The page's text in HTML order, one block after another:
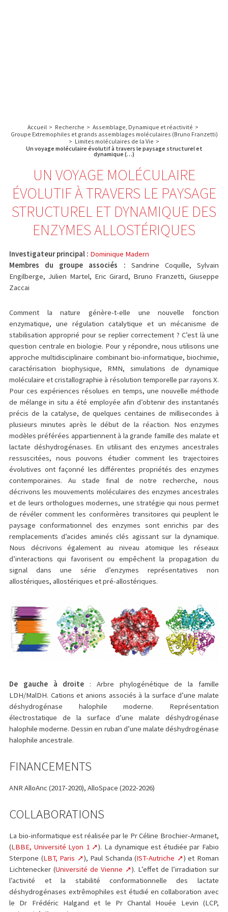
/
FRANCE
Accueil > Recherche > Assemblage, Dynamique et réactivité >
Groupe Extremophiles et grands assemblages moléculaires (Bruno Franzetti)
> Limites moléculaires de la Vie >
Un voyage moléculaire évolutif à travers le paysage structurel et
dynamique (…)
UN VOYAGE MOLÉCULAIRE
ÉVOLUTIF À TRAVERS LE PAYSAGE
STRUCTUREL ET DYNAMIQUE DES
ENZYMES ALLOSTÉRIQUES
Investigateur principal : Dominique Madern
Membres du groupe associés : Sandrine Coquille, Sylvain
Engilberge, Julien Martel, Eric Girard, Bruno Franzetti, Giuseppe
Zaccai
Comment la nature génère-t-elle une nouvelle fonction
enzymatique, une régulation catalytique et un mécanisme de
stabilisation approprié pour se replier correctement ? C’est là une
question centrale en biologie. Pour y répondre, nous utilisons une
approche multidisciplinaire combinant bio-informatique, biochimie,
caractérisation biophysique, RMN, simulations de dynamique
moléculaire et cristallographie à résolution temporelle par rayons X.
Pour ces expériences résolues en temps, une nouvelle méthode
de mélange in situ a été employée afin d’obtenir des instantanés
précis de la catalyse, de quelques centaines de millisecondes à
plusieurs minutes après le début de la réaction. Nos enzymes
modèles préférées appartiennent à la grande famille des malate et
lactate déshydrogénases. En utilisant des enzymes ancestrales
ressuscitées, nous pouvons étudier comment les trajectoires
évolutives ont façonné les différentes propriétés des enzymes
contemporaines. Au stade final de notre recherche, nous
décrivons les mouvements moléculaires des enzymes ancestrales
et de leurs orthologues modernes, une stratégie qui nous permet
de révéler comment les conformères transitoires qui peuplent le
paysage conformationnel des enzymes sont enrichis par des
remplacements d’acides aminés clés agissant sur la dynamique.
Nous décrivons également au niveau atomique les réseaux
d’interactions qui favorisent ou empêchent la propagation du
signal dans une série d’enzymes représentatives non
allostériques, allostériques et pré-allostériques.
De gauche à droite : Arbre phylogénétique de la famille
LDH/MalDH. Cations et anions associés à la surface d’une malate
déshydrogénase halophile moderne. Représentation
électrostatique de la surface d’une malate déshydrogénase
halophile moderne. Dessin en ruban d’une malate déshydrogénase
halophile ancestrale.
FINANCEMENTS
ANR AlloAnc (2017-2020), AlloSpace (2022-2026)
COLLABORATIONS
La bio-informatique est réalisée par le Pr Céline Brochier-Armanet,
(LBBE, Université Lyon 1
). La dynamique est étudiée par Fabio
Sterpone (LBT, Paris ), Paul Schanda (IST-Autriche
) et Roman
Lichtenecker (Université de Vienne
). L’effet de l’irradiation sur
l’activité et la stabilité conformationnelle des lactate
déshydrogénases extrêmophiles est étudié en collaboration avec
le Dr Frédéric Halgand et le Pr Chantal Houée Levin (LCP,